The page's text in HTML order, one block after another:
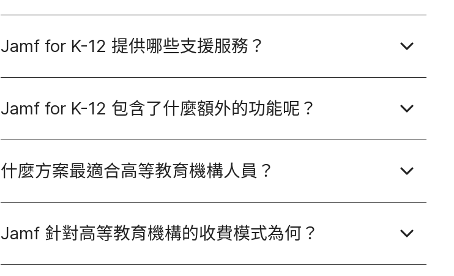
Jamf for K-12 提供​哪些​支援​服務？
Jamf for K-12 包含​了​什麼額​外​的​功能​呢？
什麼​方案​最​適合​高等​教育​機構​人員？
Jamf 針對​高等​教育​機構​的​收費​模式​為​何？